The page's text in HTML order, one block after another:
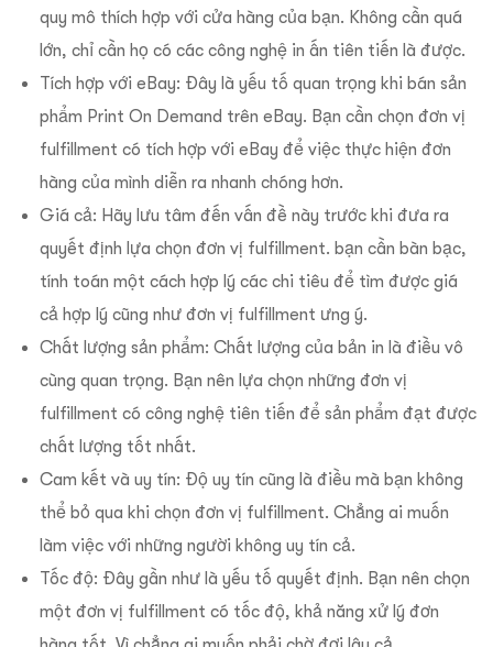
quy mô thích hợp với cửa hàng của bạn. Không cần quá
lớn, chỉ cần họ có các công nghệ in ấn tiên tiến là được.
Tích hợp với eBay: Đây là yếu tố quan trọng khi bán sản
phẩm Print On Demand trên eBay. Bạn cần chọn đơn vị
fulfillment có tích hợp với eBay để việc thực hiện đơn
hàng của mình diễn ra nhanh chóng hơn.
Giá cả: Hãy lưu tâm đến vấn đề này trước khi đưa ra
quyết định lựa chọn đơn vị fulfillment. bạn cần bàn bạc,
tính toán một cách hợp lý các chi tiêu để tìm được giá
cả hợp lý cũng như đơn vị fulfillment ưng ý.
Chất lượng sản phẩm: Chất lượng của bản in là điều vô
cùng quan trọng. Bạn nên lựa chọn những đơn vị
fulfillment có công nghệ tiên tiến để sản phẩm đạt được
chất lượng tốt nhất.
Cam kết và uy tín: Độ uy tín cũng là điều mà bạn không
thể bỏ qua khi chọn đơn vị fulfillment. Chẳng ai muốn
làm việc với những người không uy tín cả.
Tốc độ: Đây gần như là yếu tố quyết định. Bạn nên chọn
một đơn vị fulfillment có tốc độ, khả năng xử lý đơn